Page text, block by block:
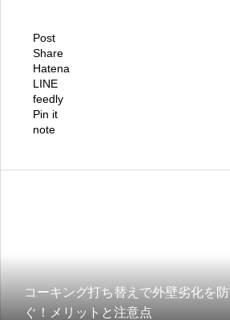
Post
Share
Hatena
LINE
feedly
Pin it
note
コーキング打ち替えで外壁劣化を防
ぐ！メリットと注意点